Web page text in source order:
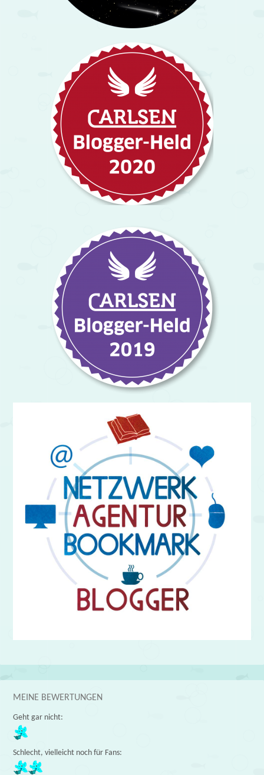
MEINE BEWERTUNGEN
Geht gar nicht:
Schlecht, vielleicht noch für Fans: